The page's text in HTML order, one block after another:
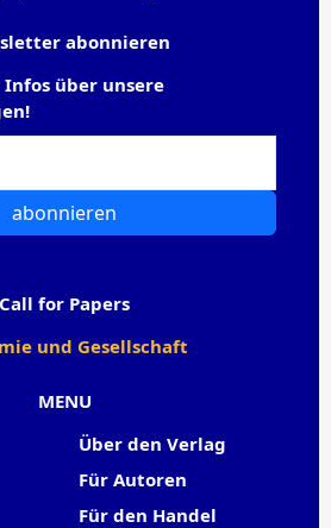
MENU
Über den Verlag
Für Autoren
Für den Handel
abonnieren
über unsere
abonnieren
Call for Papers
und Gesellschaft